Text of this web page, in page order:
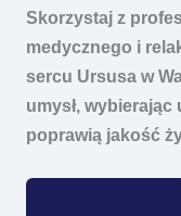
Skorzystaj z
medycznego i
sercu Ursusa w
umysł,
poprawią jakość